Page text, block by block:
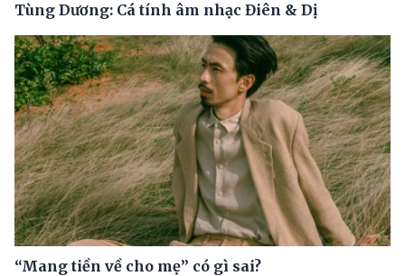
Tùng Dương: Cá tính âm nhạc Điên & Dị
“Mang tiền về cho mẹ” có gì sai?